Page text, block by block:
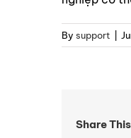
By support
Share